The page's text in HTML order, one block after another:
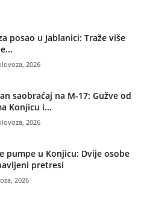
posao u Jablanici: Traže više
2026
saobraćaj na M-17: Gužve od
Konjicu i...
2026
pumpe u Konjicu: Dvije osobe
pretresi
2026